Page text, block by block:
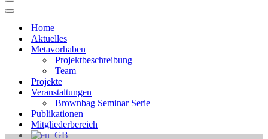
Navigations-
Menü
Navigations-
Home
Aktuelles
Metavorhaben
Projektbeschreibung
Team
Projekte
Veranstaltungen
Brownbag Seminar Serie
Publikationen
Mitgliederbereich